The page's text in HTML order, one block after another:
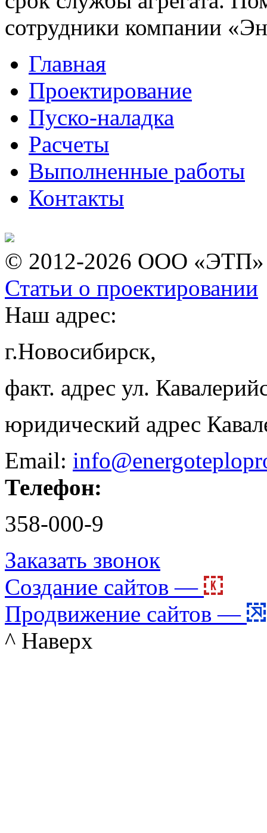
сотрудники компании
Главная
Проектирование
Пуско-наладка
Расчеты
Выполненные работы
Контакты
© 2012-2026 ООО «ЭТП»
Статьи о проектировании
Наш адрес:
г.Новосибирск,
факт. адрес ул.
юридический адрес
Email:
Телефон:
358-000-9
Заказать звонок
Создание сайтов —
Продвижение сайтов —
^ Наверх